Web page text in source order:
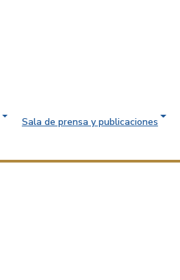
Sala de prensa y publicaciones